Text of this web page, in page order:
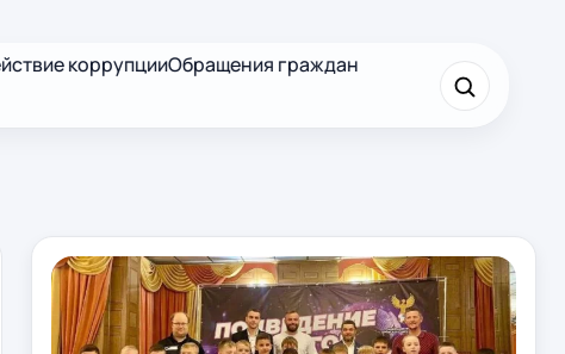
коррупцииОбращения граждан